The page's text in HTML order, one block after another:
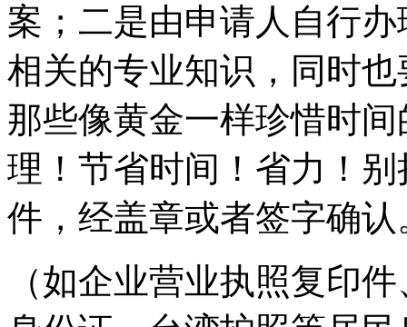
案；二是由申请人自行
相关的专业知识，同时
那些像黄金一样珍惜时
理！节省时间！省力！
件，经盖章或者签字确认
（如企业营业执照复印